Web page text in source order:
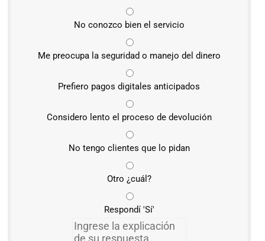
No conozco bien el servicio
Me preocupa la seguridad o manejo del dinero
Prefiero pagos digitales anticipados
Considero lento el proceso de devolución
No tengo clientes que lo pidan
Otro ¿cuál?
Respondí 'Sí'